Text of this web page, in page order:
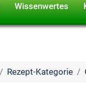
Wissenwertes
Rezept-Kategorie